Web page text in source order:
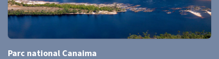
Parc national Canaima